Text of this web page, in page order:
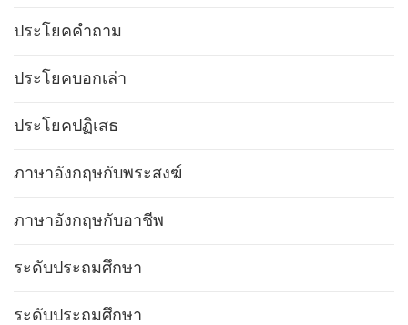
ประโยคคำถาม
ประโยคบอกเล่า
ประโยคปฏิเสธ
ภาษาอังกฤษกับพระสงฆ์
ภาษาอังกฤษกับอาชีพ
ระดับประถมศึกษา
ระดับประถมศึกษา